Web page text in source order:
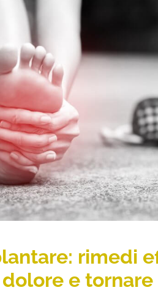
RIMEDI EFFICACI
A CAMMINARE
Articoli
rimedi
e tornare